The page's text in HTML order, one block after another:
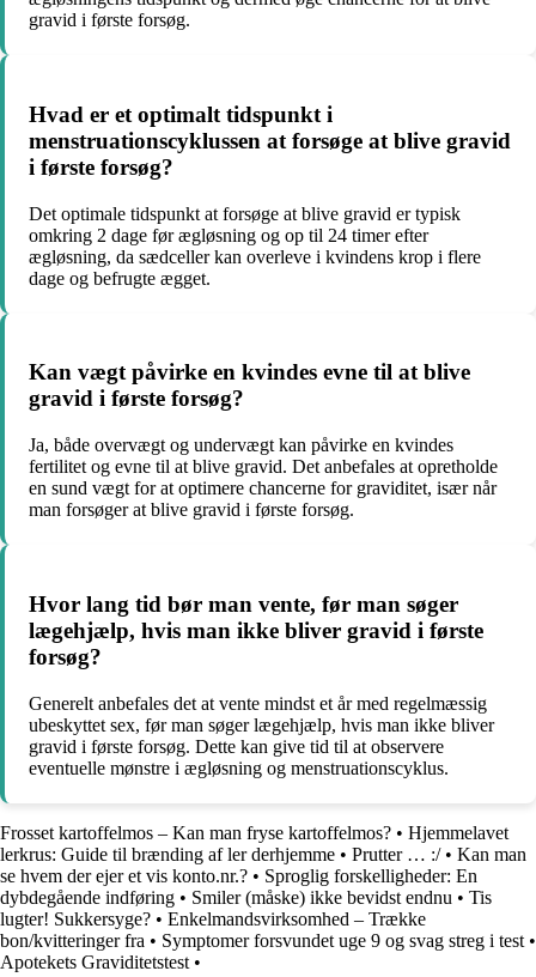
gravid i første forsøg.
Hvad er et optimalt tidspunkt i
menstruationscyklussen at forsøge at blive gravid
i første forsøg?
Det optimale tidspunkt at forsøge at blive gravid er typisk
omkring 2 dage før ægløsning og op til 24 timer efter
ægløsning, da sædceller kan overleve i kvindens krop i flere
dage og befrugte ægget.
Kan vægt påvirke en kvindes evne til at blive
gravid i første forsøg?
Ja, både overvægt og undervægt kan påvirke en kvindes
fertilitet og evne til at blive gravid. Det anbefales at opretholde
en sund vægt for at optimere chancerne for graviditet, især når
man forsøger at blive gravid i første forsøg.
Hvor lang tid bør man vente, før man søger
lægehjælp, hvis man ikke bliver gravid i første
forsøg?
Generelt anbefales det at vente mindst et år med regelmæssig
ubeskyttet sex, før man søger lægehjælp, hvis man ikke bliver
gravid i første forsøg. Dette kan give tid til at observere
eventuelle mønstre i ægløsning og menstruationscyklus.
Frosset kartoffelmos – Kan man fryse kartoffelmos? • Hjemmelavet
lerkrus: Guide til brænding af ler derhjemme • Prutter … :/• Kan man
se hvem der ejer et vis konto.nr.? • Sproglig forskelligheder: En
dybdegående indføring • Smiler (måske) ikke bevidst endnu • Tis
lugter! Sukkersyge? • Enkelmandsvirksomhed – Trække
bon/kvitteringer fra • Symptomer forsvundet uge 9 og svag streg i test •
Apotekets Graviditetstest •